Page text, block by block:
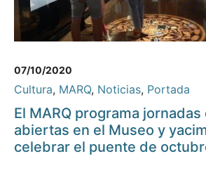
07/10/2020
Cultura, MARQ, Noticias, Portada
El MARQ programa
abiertas en el Museo y
celebrar el puente de